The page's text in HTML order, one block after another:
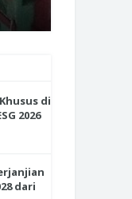
di
2026
dari